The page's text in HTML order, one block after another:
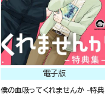
電子版
僕の血吸ってくれませんか -特典